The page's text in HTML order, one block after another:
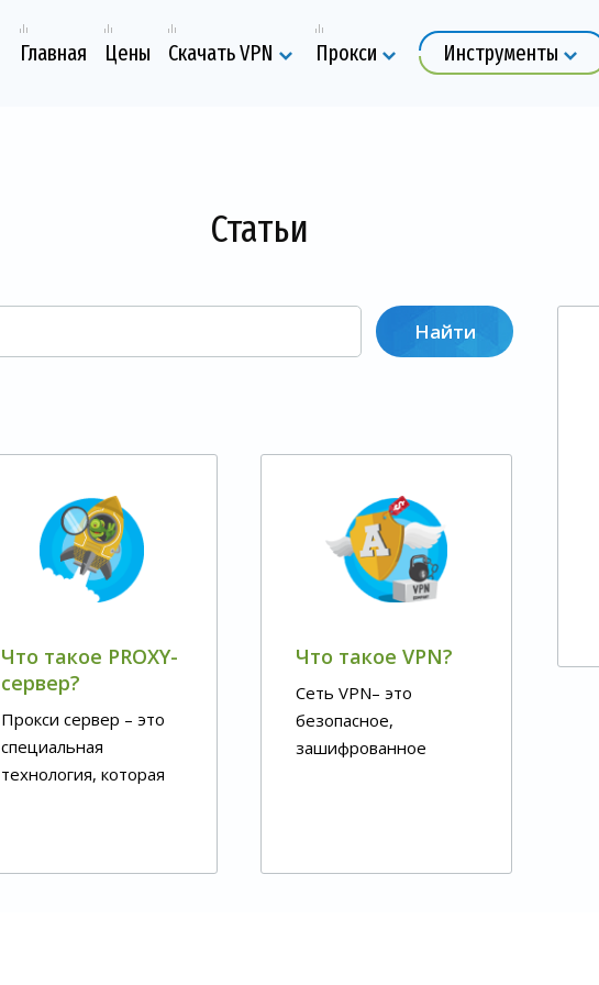
Главная Цены Скачать VPN Прокси Инструменты
Статьи
Что такое PROXY-
сервер?
Прокси сервер – это
специальная
технология, которая
Что такое VPN?
Сеть VPN– это
безопасное,
зашифрованное